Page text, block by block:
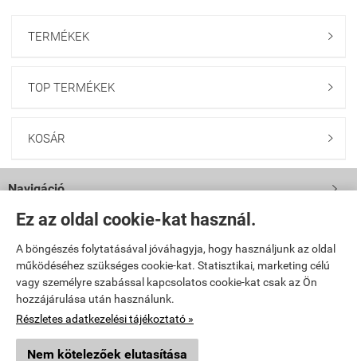
Ez az oldal cookie-kat használ.
A böngészés folytatásával jóváhagyja, hogy használjunk az oldal
működéséhez szükséges cookie-kat. Statisztikai, marketing célú
vagy személyre szabással kapcsolatos cookie-kat csak az Ön
hozzájárulása után használunk.
Részletes adatkezelési tájékoztató »
Nem kötelezőek elutasítása
TERMÉKEK 
TOP TERMÉKEK 
KOSÁR 
Navigáció 
Saját fiók
Bemutatkozás
Elérhetőségek